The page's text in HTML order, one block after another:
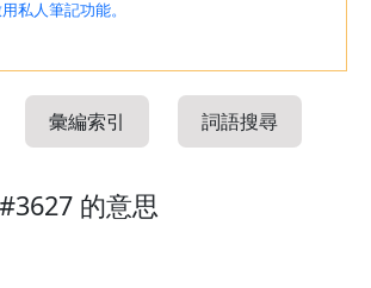
私人筆記功能。
彙編索引 詞語搜尋
的意思